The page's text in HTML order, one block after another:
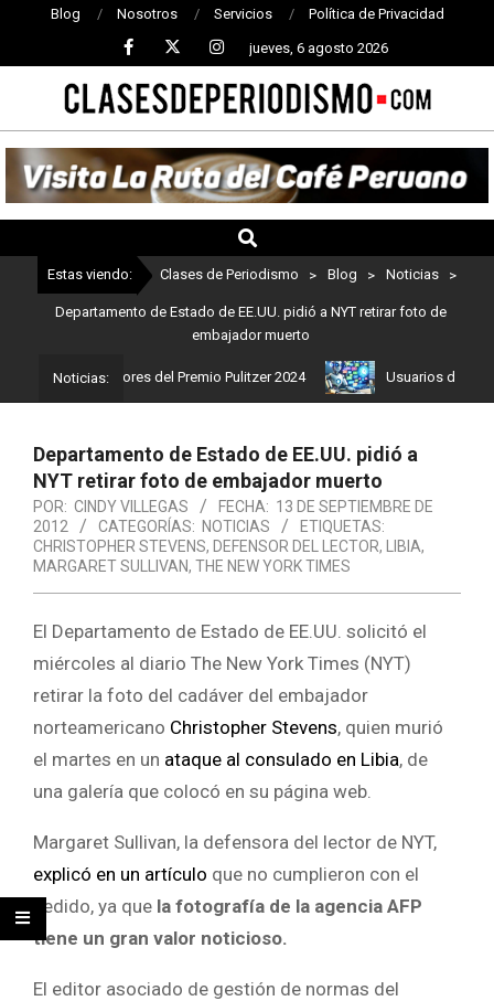
Blog Nosotros Servicios Política de Privacidad
jueves, 6 agosto 2026
CLASES
DE
PERIODISMO
Estas viendo: Clases de Periodismo > Blog > Noticias >
Departamento de Estado de EE.UU. pidió a NYT retirar foto de
embajador muerto
Noticias:
los ganadores del Premio Pulitzer 2024 Usuarios de
Departamento de Estado de EE.UU. pidió a
NYT retirar foto de embajador muerto
POR: CINDY VILLEGAS FECHA: 13 DE SEPTIEMBRE DE
2012
CATEGORÍAS: NOTICIAS
ETIQUETAS:
CHRISTOPHER STEVENS, DEFENSOR DEL LECTOR, LIBIA,
MARGARET SULLIVAN, THE NEW YORK TIMES
El Departamento de Estado de EE.UU. solicitó el
miércoles al diario The New York Times (NYT)
retirar la foto del cadáver del embajador
norteamericano Christopher Stevens, quien murió
el martes en un ataque al consulado en Libia, de
una galería que colocó en su página web.
Margaret Sullivan, la defensora del lector de NYT,
explicó en un artículo que no cumplieron con el
pedido, ya que la fotografía de la agencia AFP
tiene un gran valor noticioso.
El editor asociado de gestión de normas del